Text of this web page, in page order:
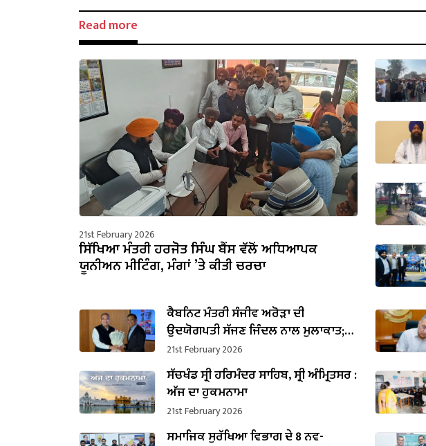
Read more
21st February 2026
ਸਿੱਖਿਆ ਮੰਤਰੀ ਹਰਜੋਤ ਸਿੰਘ ਬੈਂਸ ਵੱਲੋਂ ਅਧਿਆਪਕ
ਯੂਨੀਅਨ ਮੀਟਿੰਗ, ਮੰਗਾਂ ’ਤੇ ਕੀਤੀ ਚਰਚਾ
ਕੈਬਨਿਟ ਮੰਤਰੀ ਸੰਜੀਵ ਅਰੋੜਾ ਦੀ
ਉਦਯੋਗਪਤੀ ਸੱਜਣ ਜਿੰਦਲ ਨਾਲ ਮੁਲਾਕਾਤ;
ਇਸਪਾਤ ਖੇਤਰ ‘ਚ ₹1,500 ਕਰੋੜ ਨਿਵੇਸ਼ ਦਾ
ਐਲਾਨ
21st February 2026
ਸੱਚਖੰਡ ਸ੍ਰੀ ਹਰਿਮੰਦਰ ਸਾਹਿਬ, ਸ੍ਰੀ ਅੰਮ੍ਰਿਤਸਰ :
ਅੱਜ ਦਾ ਹੁਕਮਨਾਮਾ
21st February 2026
ਸਮਾਜਿਕ ਸੁਰੱਖਿਆ ਵਿਭਾਗ ਦੇ 8 ਨਵ-